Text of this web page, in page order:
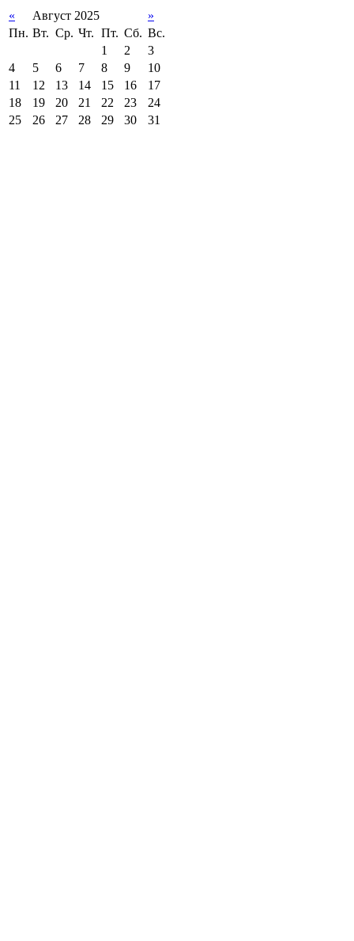
« Август 2025
»
Пн. Вт. Ср. Чт. Пт. Сб. Вс.
1
2
3
4
5 6 7 8 9
10
11
12 13 14 15 16
17
18
19 20 21 22 23
24
25
26 27 28 29 30 31